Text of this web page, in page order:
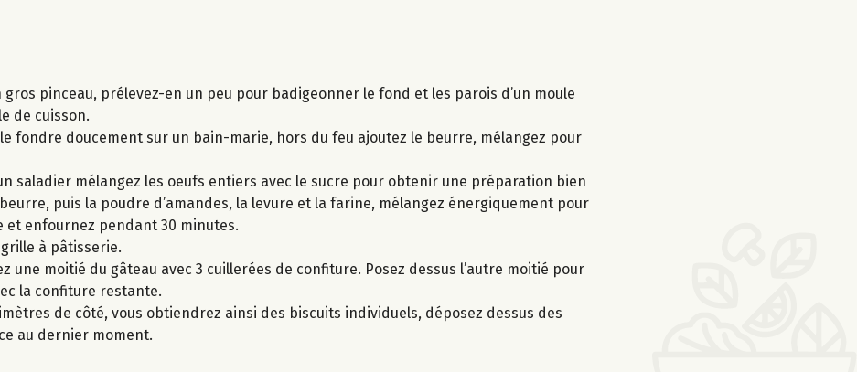
pinceau, prélevez-en un peu pour badigeonner le fond et les parois d’un moule
de cuisson.
fondre doucement sur un bain-marie, hors du feu ajoutez le beurre, mélangez pour
saladier mélangez les oeufs entiers avec le sucre pour obtenir une préparation bien
puis la poudre d’amandes, la levure et la farine, mélangez énergiquement pour
et enfournez pendant 30 minutes.
à pâtisserie.
une moitié du gâteau avec 3 cuillerées de confiture. Posez dessus l’autre moitié pour
la confiture restante.
de côté, vous obtiendrez ainsi des biscuits individuels, déposez dessus des
au dernier moment.